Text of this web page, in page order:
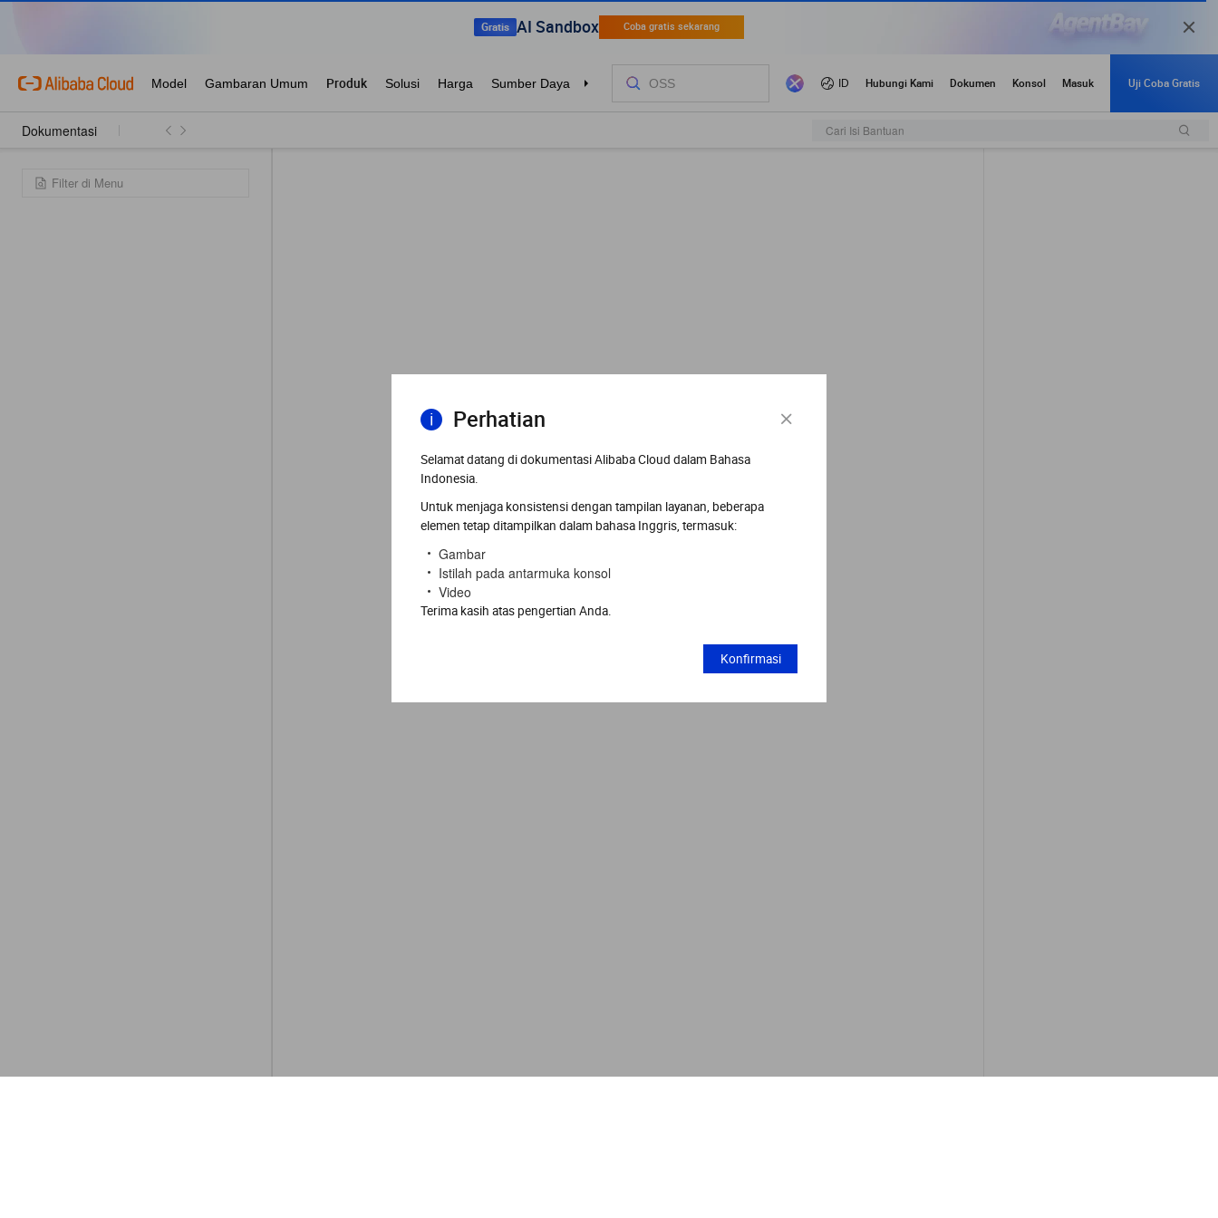
Perhatian
Selamat datang di dokumentasi Alibaba Cloud dalam Bahasa
Indonesia.
Untuk menjaga konsistensi dengan tampilan layanan, beberapa
elemen tetap ditampilkan dalam bahasa Inggris, termasuk:
Gambar
Istilah pada antarmuka konsol
Video
Terima kasih atas pengertian Anda.
Konfirmasi
Dokumentasi Cari Isi Bantuan